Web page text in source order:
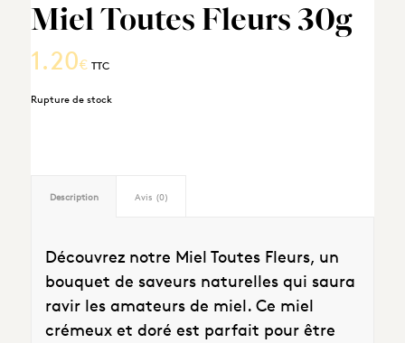
Miel Toutes Fleurs 30g
1.20€ TTC
Rupture de stock
Description Avis (0)
Découvrez notre Miel Toutes Fleurs, un
bouquet de saveurs naturelles qui saura
ravir les amateurs de miel. Ce miel
crémeux et doré est parfait pour être